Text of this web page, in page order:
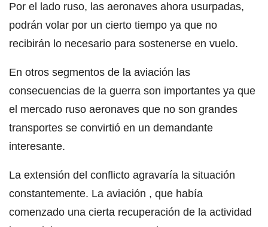
Por el lado ruso, las aeronaves ahora usurpadas,
podrán volar por un cierto tiempo ya que no
recibirán lo necesario para sostenerse en vuelo.
En otros segmentos de la aviación las
consecuencias de la guerra son importantes ya que
el mercado ruso aeronaves que no son grandes
transportes se convirtió en un demandante
interesante.
La extensión del conflicto agravaría la situación
constantemente. La aviación , que había
comenzado una cierta recuperación de la actividad